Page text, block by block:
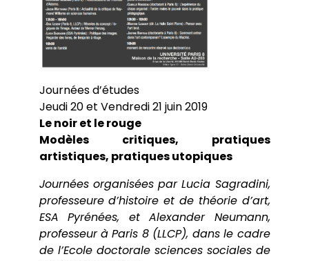
Journées d’études
Jeudi 20 et Vendredi 21 juin 2019
Le noir et le rouge
Modèles critiques, pratiques
artistiques, pratiques utopiques
Journées organisées par Lucia Sagradini,
professeure d’histoire et de théorie d’art,
ESA Pyrénées, et Alexander Neumann,
professeur à Paris 8 (LLCP), dans le cadre
de l’Ecole doctorale sciences sociales de